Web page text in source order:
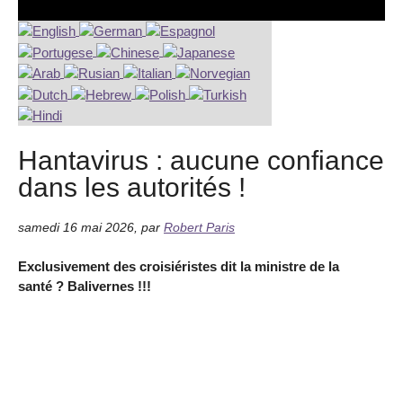
Hantavirus : aucune confiance
dans les autorités !
samedi 16 mai 2026 par Robert Paris
Exclusivement des croisiéristes dit la ministre de la
santé ? Balivernes !!!